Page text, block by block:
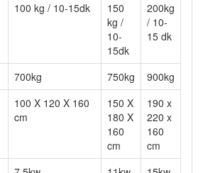
100 kg / 10-15dk
150
kg /
10-
15dk
200kg
/ 10-
15 dk
700kg 750kg
900kg
100 X 120 X 160
cm
150 X
180 X
160
cm
190 x
220 x
160
cm